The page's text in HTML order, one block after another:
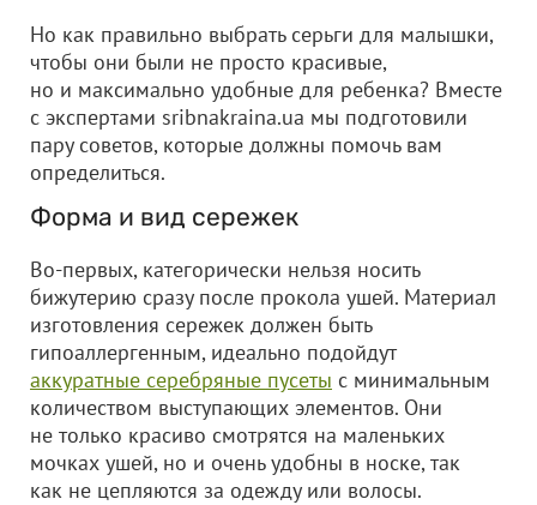
Но как правильно выбрать серьги для малышки,
чтобы они были не просто красивые,
но и максимально удобные для ребенка? Вместе
с экспертами sribnakraina.ua мы подготовили
пару советов, которые должны помочь вам
определиться.
Форма и вид сережек
Во-первых, категорически нельзя носить
бижутерию сразу после прокола ушей. Материал
изготовления сережек должен быть
гипоаллергенным, идеально подойдут
аккуратные серебряные пусеты с минимальным
количеством выступающих элементов. Они
не только красиво смотрятся на маленьких
мочках ушей, но и очень удобны в носке, так
как не цепляются за одежду или волосы.